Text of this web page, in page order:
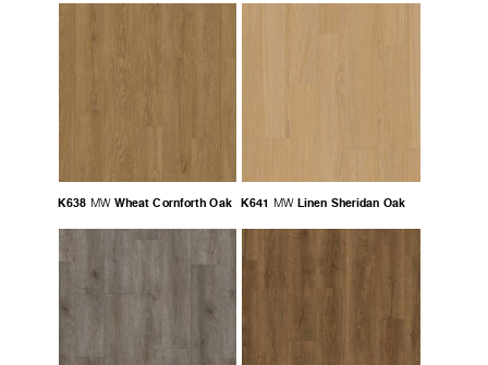
K638 MW Wheat Cornforth Oak K641 MW Linen Sheridan Oak